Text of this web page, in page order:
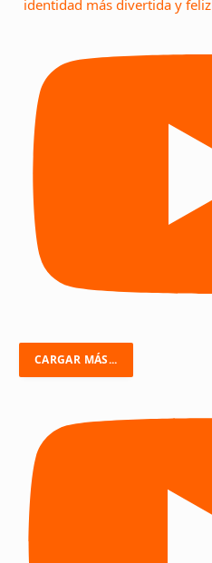
identidad más divertida y feliz
CARGAR MÁS...